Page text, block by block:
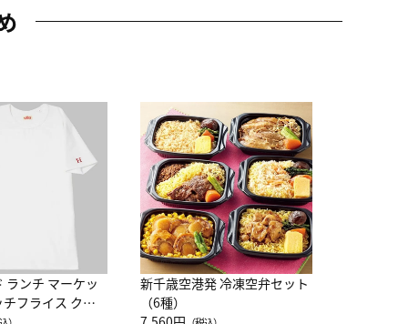
ランチ マーケッ
チフライス クル
新千歳空港発 冷凍空弁セット
（6種）